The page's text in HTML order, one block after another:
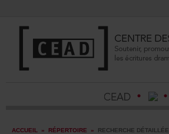
ACCUEIL » RÉPERTOIRE » RECHERCHEDÉTAILLÉE